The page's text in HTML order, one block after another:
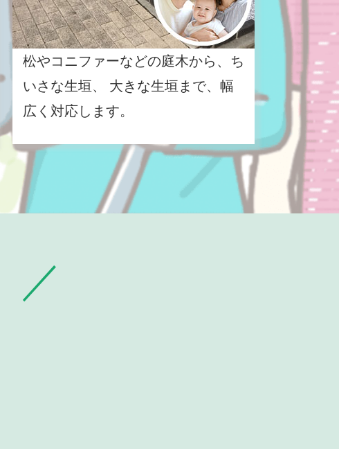
松やコニファーなどの庭木から、ち
いさな生垣、 大きな生垣まで、幅
広く対応します。